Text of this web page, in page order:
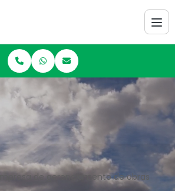
Empresa de gerenciamento de obras